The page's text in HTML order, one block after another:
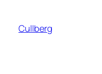
innehåll
Cullberg